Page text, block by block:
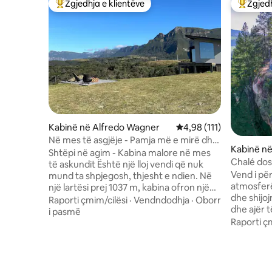
Më të mirat e zgjedhjeve të klientëve
Zgjedhja e klientëve
Kabinë në Alfredo Wagner Vlerësimi mesatar
4,98 (111)
Në mes të asgjëje - Pamja më e mirë dhe
privatësia e Serra
Shtëpi në agim - Kabina malore në mes
të askundit Është një lloj vendi që nuk
mund ta shpjegosh, thjesht e ndien. Në
një lartësi prej 1037 m, kabina ofron një
pamje 360° që të hipnotizon dhe një
qetësi që të çlodh mendjen. Dita fillon
Raporti çmim/cilësi · Vendndodhja · Oborr
i pasmë
Më të
Kabinë
Chalé
Vend i
dhe
dhe ajër
Raporti